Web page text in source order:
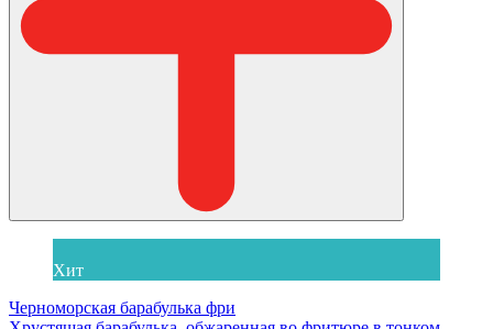
Хит
Черноморская барабулька фри